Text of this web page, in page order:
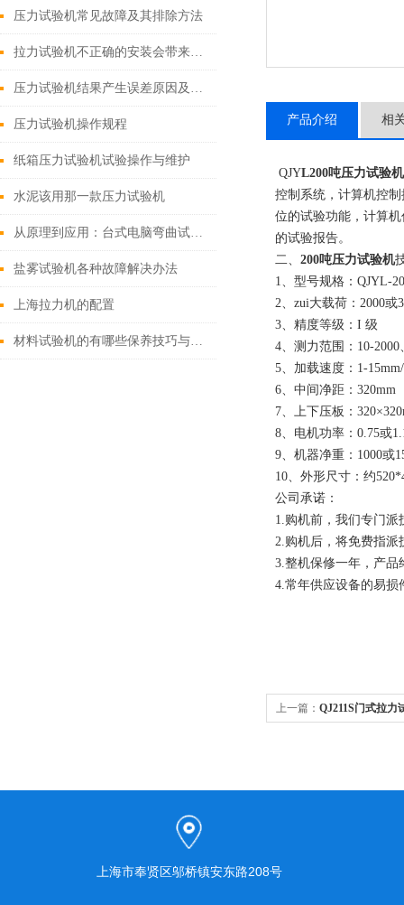
压力试验机常见故障及其排除方法
拉力试验机不正确的安装会带来哪些误差？
压力试验机结果产生误差原因及解决方法
压力试验机操作规程
纸箱压力试验机试验操作与维护
水泥该用那一款压力试验机
从原理到应用：台式电脑弯曲试验机全攻略
盐雾试验机各种故障解决办法
上海拉力机的配置
材料试验机的有哪些保养技巧与方法
产品介绍 相
QJYL200吨压力试验机
控制系统，计算机控
位的试验功能，计算
的试验报告。
二、 200吨压力试验机
1、型号规格：QJYL-
2、zui大载荷：2000或
3、精度等级：I 级
4、测力范围：10-2000
5、加载速度：1-
6、中间净距：320mm
7、上下压板：
8、电机功率：0.75或
9、机器净重：1000或
10、外形尺寸：约
公司承诺：
1.购机前，我们专门
2.购机后，将免费指派
3.整机保修一年，产品
4.常年供应设备的易
上一篇： QJ211S门式拉力
上海市奉贤区邬桥镇安东路208号